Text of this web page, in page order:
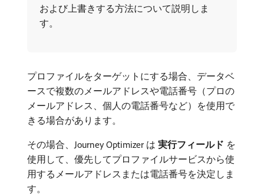
および上書きする方法について説明しま
す。
プロファイルをターゲットにする場合、データベ
ースで複数のメールアドレスや電話番号（プロの
メールアドレス、個人の電話番号など）を使用で
きる場合があります。
その場合、Journey Optimizer は​ 実行フィールド ​を
使用して、優先してプロファイルサービスから使
用するメールアドレスまたは電話番号を決定しま
す。